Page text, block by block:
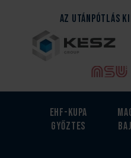
Az Utánpótlás
EHF-Kupa
győztes